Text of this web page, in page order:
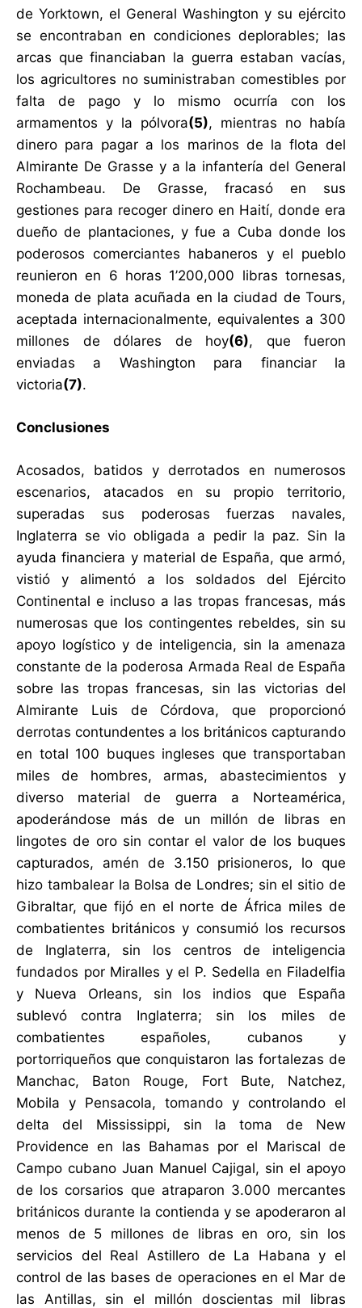
de Yorktown, el General Washington y su ejército
se encontraban en condiciones deplorables; las
arcas que financiaban la guerra estaban vacías,
los agricultores no suministraban comestibles por
falta de pago y lo mismo ocurría con los
armamentos y la pólvora(5), mientras no había
dinero para pagar a los marinos de la flota del
Almirante De Grasse y a la infantería del General
Rochambeau. De Grasse, fracasó en sus
gestiones para recoger dinero en Haití, donde era
dueño de plantaciones, y fue a Cuba donde los
poderosos comerciantes habaneros y el pueblo
reunieron en 6 horas 1’200,000 libras tornesas,
moneda de plata acuñada en la ciudad de Tours,
aceptada internacionalmente, equivalentes a 300
millones de dólares de hoy(6), que fueron
enviadas a Washington para financiar la
victoria(7).
Conclusiones
Acosados, batidos y derrotados en numerosos
escenarios, atacados en su propio territorio,
superadas sus poderosas fuerzas navales,
Inglaterra se vio obligada a pedir la paz. Sin la
ayuda financiera y material de España, que armó,
vistió y alimentó a los soldados del Ejército
Continental e incluso a las tropas francesas, más
numerosas que los contingentes rebeldes, sin su
apoyo logístico y de inteligencia, sin la amenaza
constante de la poderosa Armada Real de España
sobre las tropas francesas, sin las victorias del
Almirante Luis de Córdova, que proporcionó
derrotas contundentes a los británicos capturando
en total 100 buques ingleses que transportaban
miles de hombres, armas, abastecimientos y
diverso material de guerra a Norteamérica,
apoderándose más de un millón de libras en
lingotes de oro sin contar el valor de los buques
capturados, amén de 3.150 prisioneros, lo que
hizo tambalear la Bolsa de Londres; sin el sitio de
Gibraltar, que fijó en el norte de África miles de
combatientes británicos y consumió los recursos
de Inglaterra, sin los centros de inteligencia
fundados por Miralles y el P. Sedella en Filadelfia
y Nueva Orleans, sin los indios que España
sublevó contra Inglaterra; sin los miles de
combatientes españoles, cubanos y
portorriqueños que conquistaron las fortalezas de
Manchac, Baton Rouge, Fort Bute, Natchez,
Mobila y Pensacola, tomando y controlando el
delta del Mississippi, sin la toma de New
Providence en las Bahamas por el Mariscal de
Campo cubano Juan Manuel Cajigal, sin el apoyo
de los corsarios que atraparon 3.000 mercantes
británicos durante la contienda y se apoderaron al
menos de 5 millones de libras en oro, sin los
servicios del Real Astillero de La Habana y el
control de las bases de operaciones en el Mar de
las Antillas, sin el millón doscientas mil libras